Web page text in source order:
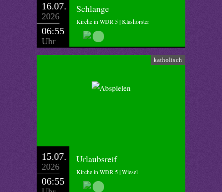
16.07.
2026
06:55
Uhr
Schlange
Kirche in WDR 5 | Klashörster
katholisch
15.07.
2026
06:55
Urlaubsreif
Kirche in WDR 5 | Wiesel